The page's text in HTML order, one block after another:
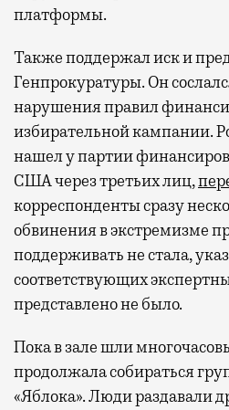
платформы.
Также поддержал иск и
Генпрокуратуры. Он
нарушения правил
избирательной кампании.
нашел у партии
США через третьих лиц,
корреспонденты сразу
обвинения в экстремизме
поддерживать не стала,
соответствующих
представлено не было.
Пока в зале шли
продолжала собираться
«Яблока». Люди раздавали